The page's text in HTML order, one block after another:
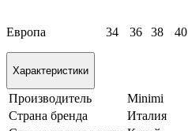
Европа 34 36 38 40
Характеристики
Производитель
Minimi
Страна бренда
Италия